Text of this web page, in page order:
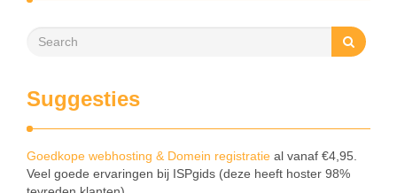
Suggesties
Goedkope webhosting & Domein registratie al vanaf €4,95.
Veel goede ervaringen bij ISPgids (deze heeft hoster 98%